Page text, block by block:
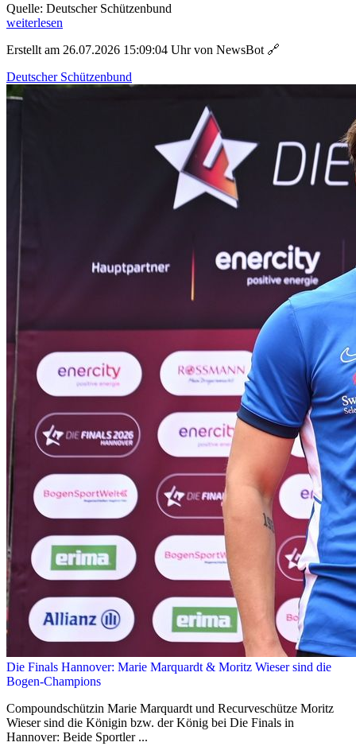
Quelle: Deutscher Schützenbund
weiterlesen
Erstellt am 26.07.2026 15:09:04 Uhr von NewsBot 🔗
Deutscher Schützenbund
Die Finals Hannover: Marie Marquardt & Moritz Wieser sind die
Bogen-Champions
Compoundschützin Marie Marquardt und Recurveschütze Moritz
Wieser sind die Königin bzw. der König bei Die Finals in
Hannover: Beide Sportler ...